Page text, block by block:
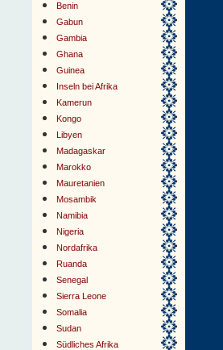
Benin
Gabun
Gambia
Ghana
Guinea
Inseln bei Afrika
Kamerun
Kongo
Libyen
Madagaskar
Marokko
Mauretanien
Mosambik
Namibia
Nigeria
Nordafrika
Ruanda
Senegal
Sierra Leone
Somalia
Sudan
Südliches Afrika